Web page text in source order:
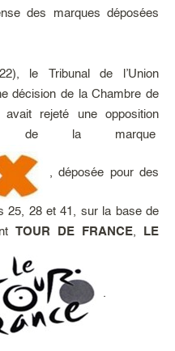
des marques déposées
le Tribunal de l’Union
décision de la Chambre de
avait rejeté une opposition
de la marque
, déposée pour des
25, 28 et 41, sur la base de
TOUR DE FRANCE, LE